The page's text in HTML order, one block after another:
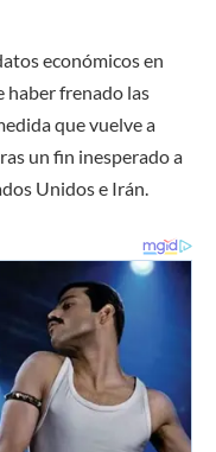
económicos en
haber frenado las
que vuelve a
un fin inesperado a
Unidos e Irán.